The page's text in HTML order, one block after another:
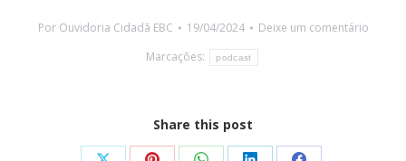
Por Ouvidoria Cidadã EBC 19/04/2024
Deixe um comentário
Marcações:
podcast
Share this post